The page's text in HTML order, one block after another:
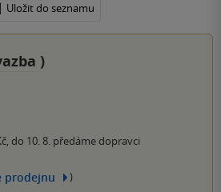
Uložit do seznamu
)
do 10. 8. předáme dopravci
prodejnu )